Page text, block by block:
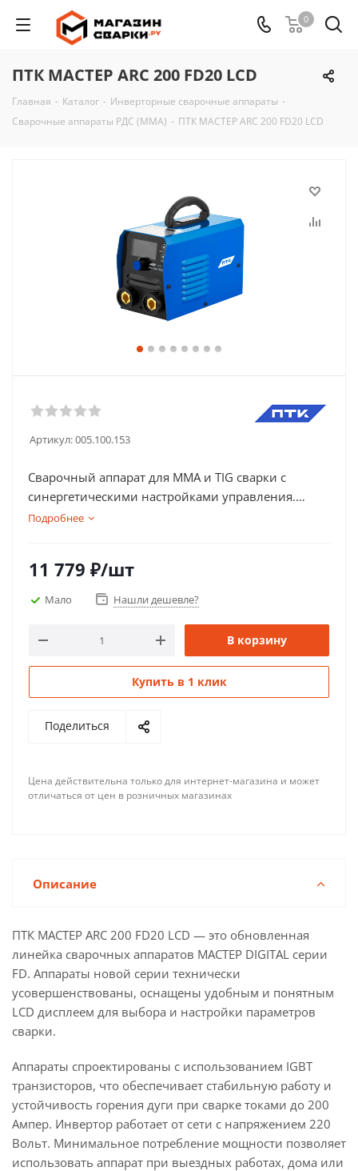
0
ПТК МАСТЕР ARC 200 FD20 LCD
Главная - Каталог - Инверторные сварочные аппараты -
Сварочные аппараты РДС (MMA) - ПТК МАСТЕР ARC 200 FD20 LCD
Артикул:005.100.153
Сварочный аппарат для MMA и TIG сварки с
синергетическими настройками управления.
Удобный и понятный LCD дисплей. Регулируемый
Подробнее
11 779 ₽/шт
Мало Нашли дешевле?
В корзину
Купить в 1 клик
Поделиться
Цена действительна только для интернет-магазина и может
отличаться от цен в розничных магазинах
Описание
ПТК МАСТЕР ARC 200 FD20 LCD — это обновленная
линейка сварочных аппаратов МАСТЕР DIGITAL серии
FD. Аппараты новой серии технически
усовершенствованы, оснащены удобным и понятным
LCD дисплеем для выбора и настройки параметров
сварки.
Аппараты спроектированы с использованием IGBT
транзисторов, что обеспечивает стабильную работу и
устойчивость горения дуги при сварке токами до 200
Ампер. Инвертор работает от сети с напряжением 220
Вольт. Минимальное потребление мощности позволяет
использовать аппарат при выездных работах, дома или